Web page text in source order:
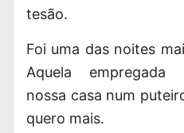
tesão.
Foi uma das noites
Aquela empregada
nossa casa num
quero mais.